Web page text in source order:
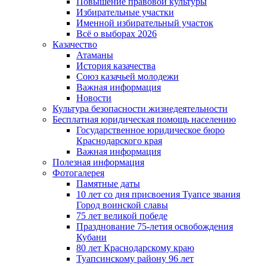
Избирательные участки
Именной избирательный участок
Всё о выборах 2026
Казачество
Атаманы
История казачества
Союз казачьей молодежи
Важная информация
Новости
Культура безопасности жизнедеятельности
Бесплатная юридическая помощь населению
Государственное юридическое бюро
Краснодарского края
Важная информация
Полезная информация
Фотогалерея
Памятные даты
10 лет со дня присвоения Туапсе звания
Город воинской славы
75 лет великой победе
Празднование 75-летия освобождения
Кубани
80 лет Краснодарскому краю
Туапсинскому району 96 лет